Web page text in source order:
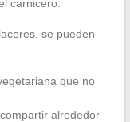
carnicero.
se pueden
que no
alrededor